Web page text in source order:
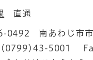
直通
0492
南あわじ市
5001